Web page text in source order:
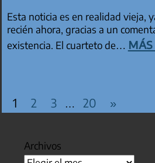
Esta noticia es en realidad vieja,
recién ahora, gracias a un
existencia. El cuarteto de… más
1 2 3 … 20
Entradas
»
Archivos